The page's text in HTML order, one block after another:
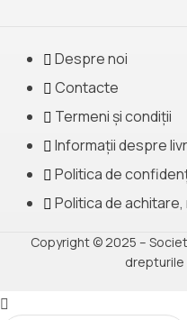
Despre noi
Contacte
Termeni și condiții
Informații despre
Politica de
Politica de
Copyright © 2025 –
drepturile